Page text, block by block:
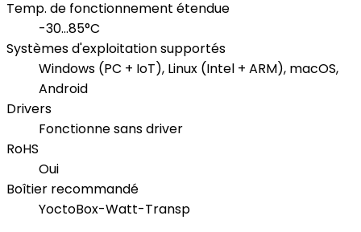
Temp. de fonctionnement étendue
-30...85°C
Systèmes d'exploitation supportés
Windows (PC + IoT), Linux (Intel + ARM), macOS,
Android
Drivers
Fonctionne sans driver
RoHS
Oui
Boîtier recommandé
YoctoBox-Watt-Transp